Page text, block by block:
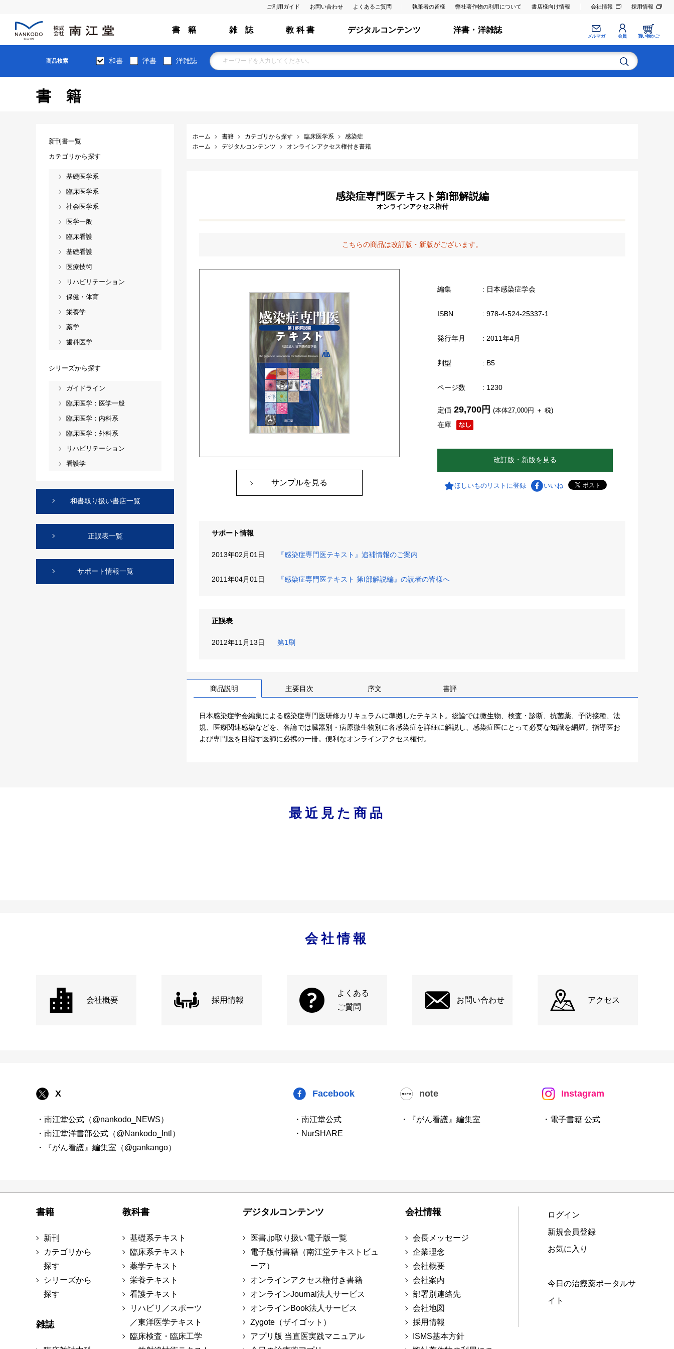
ご利用ガイド お問い合わせ よくあるご質問 執筆者の皆様 弊社著作物の利用について 書店様向け情報 会社情報 採用情報
書 籍 雑 誌 教 科 書 デジタルコンテンツ 洋書・洋雑誌
メルマガ 会員 買い物かご
商品検索 和書 洋書 洋雑誌
書籍
ホーム 書籍 カテゴリから探す 臨床医学系
感染症
ホーム
デジタルコンテンツ オンラインアクセス権付き書籍
感染症専門医テキスト第I部解説編
オンラインアクセス権付
こちらの商品は改訂版・新版がございます。
サンプルを見る
編集 : 日本感染症学会
ISBN : 978-4-524-25337-1
発行年月 : 2011年4月
判型 : B5
ページ数 : 1230
在庫
定価 29,700円 (本体27,000円 ＋ 税)
改訂版・新版を見る
ほしいものリストに登録 いいね
サポート情報
2013年02月01日 『感染症専門医テキスト』追補情報のご案内
2011年04月01日 『感染症専門医テキスト 第I部解説編』の読者の皆様へ
正誤表
2012年11月13日 第1刷
商品説明 主要目次 序文 書評
日本感染症学会編集による感染症専門医研修カリキュラムに準拠したテキスト。総論では微生物、検査・診断、抗菌薬、予防接種、法
規、医療関連感染などを、各論では臓器別・病原微生物別に各感染症を詳細に解説し、感染症医にとって必要な知識を網羅。指導医お
よび専門医を目指す医師に必携の一冊。便利なオンラインアクセス権付。
新刊書一覧
カテゴリから探す
基礎医学系
臨床医学系
社会医学系
医学一般
臨床看護
基礎看護
医療技術
リハビリテーション
保健・体育
栄養学
薬学
歯科医学
シリーズから探す
ガイドライン
臨床医学：医学一般
臨床医学：内科系
臨床医学：外科系
リハビリテーション
看護学
和書取り扱い書店一覧
正誤表一覧
サポート情報一覧
最近見た商品
会社情報
会社概要 採用情報
よくある
ご質問
お問い合わせ アクセス
X
・南江堂公式（@nankodo_NEWS）
・南江堂洋書部公式（@Nankodo_Intl）
・『がん看護』編集室（@gankango）
Facebook
・南江堂公式
・NurSHARE
note
・『がん看護』編集室
Instagram
・電子書籍 公式
書籍
新刊
カテゴリから
探す
シリーズから
探す
雑誌
教科書
基礎系テキスト
臨床系テキスト
薬学テキスト
栄養テキスト
看護テキスト
リハビリ／スポーツ
／東洋医学テキスト
臨床検査・臨床工学
デジタルコンテンツ
医書.jp取り扱い電子版一覧
電子版付書籍（南江堂テキストビュ
ーア）
オンラインアクセス権付き書籍
オンラインJournal法人サービス
オンラインBook法人サービス
Zygote（ザイゴット）
アプリ版 当直医実践マニュアル
会社情報
会長メッセージ
企業理念
会社概要
会社案内
部署別連絡先
会社地図
採用情報
ISMS基本方針
ログイン
新規会員登録
お気に入り
今日の治療薬ポータルサ
イト